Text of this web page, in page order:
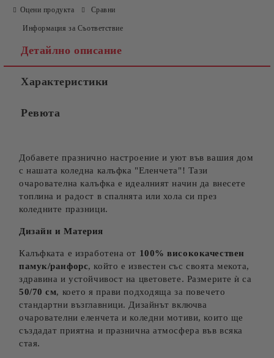
Ние ще се свържем с вас в рамките на работния ден.
Оцени продукта Сравни
Информация за Съответствие
Детайлно описание
Характеристики
Ревюта
Добавете празнично настроение и уют във вашия дом
с нашата коледна калъфка "Еленчета"! Тази
очарователна калъфка е идеалният начин да внесете
топлина и радост в спалнята или хола си през
коледните празници.
Дизайн и Материя
Калъфката е изработена от 100% висококачествен
памук/ранфорс, който е известен със своята мекота,
здравина и устойчивост на цветовете. Размерите ѝ са
50/70 см, което я прави подходяща за повечето
стандартни възглавници. Дизайнът включва
очарователни еленчета и коледни мотиви, които ще
създадат приятна и празнична атмосфера във всяка
стая.